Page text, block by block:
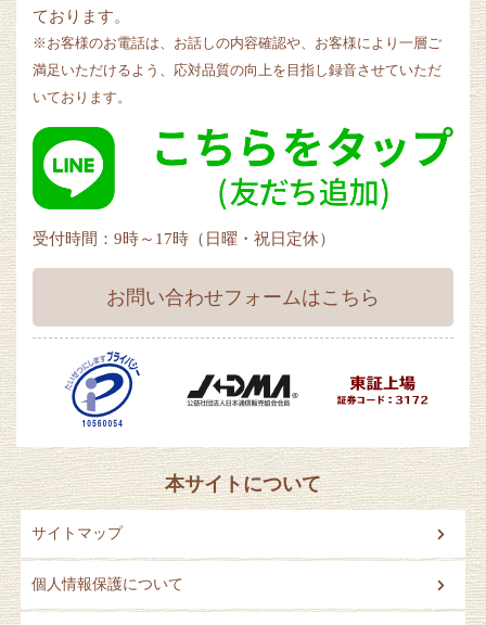
ております。
※お客様のお電話は、お話しの内容確認や、お客様により一層ご
満足いただけるよう、応対品質の向上を目指し録音させていただ
いております。
受付時間：9時～17時（日曜・祝日定休）
お問い合わせフォームはこちら
本サイトについて
サイトマップ
個人情報保護について